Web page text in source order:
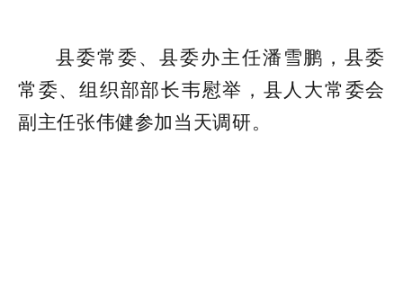
县委常委、县委办主任潘雪鹏，县委
常委、组织部部长韦慰举，县人大常委会
副主任张伟健参加当天调研。